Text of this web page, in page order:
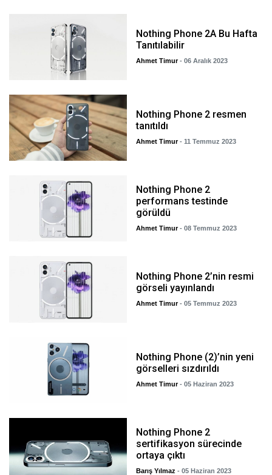
Nothing Phone 2A Bu Hafta
Tanıtılabilir
Ahmet Timur - 06 Aralık 2023
Nothing Phone 2 resmen
tanıtıldı
Ahmet Timur - 11 Temmuz 2023
Nothing Phone 2
performans testinde
görüldü
Ahmet Timur - 08 Temmuz 2023
Nothing Phone 2’nin resmi
görseli yayınlandı
Ahmet Timur - 05 Temmuz 2023
Nothing Phone (2)’nin yeni
görselleri sızdırıldı
Ahmet Timur - 05 Haziran 2023
Nothing Phone 2
sertifikasyon sürecinde
ortaya çıktı
Barış Yılmaz - 05 Haziran 2023